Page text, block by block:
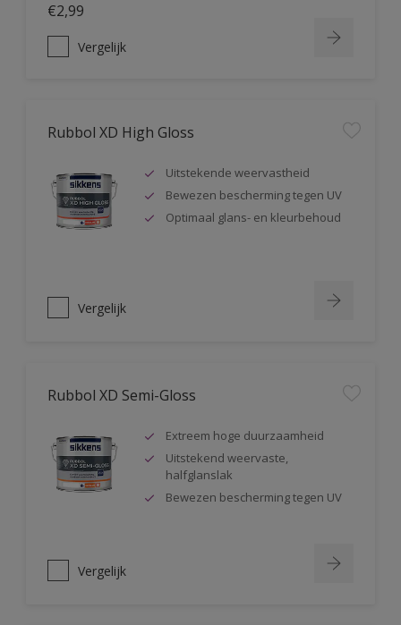
€2,99
Vergelijk
Rubbol XD High Gloss
Uitstekende weervastheid
Bewezen bescherming tegen UV
Optimaal glans- en kleurbehoud
Vergelijk
Rubbol XD Semi-Gloss
Extreem hoge duurzaamheid
Uitstekend weervaste,
halfglanslak
Bewezen bescherming tegen UV
Vergelijk